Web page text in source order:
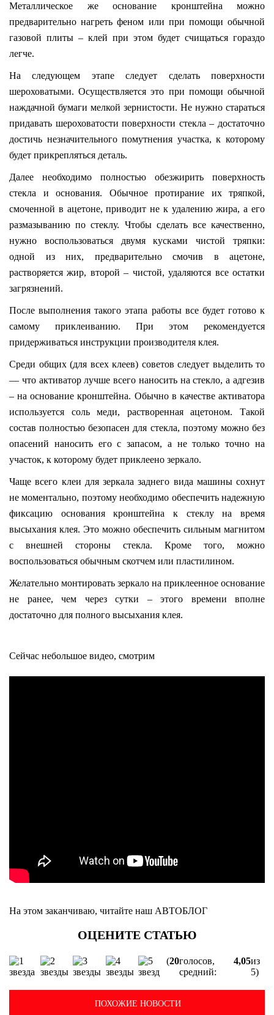
Металлическое же основание кронштейна можно
предварительно нагреть феном или при помощи обычной
газовой плиты – клей при этом будет счищаться гораздо
легче.
На следующем этапе следует сделать поверхности
шероховатыми. Осуществляется это при помощи обычной
наждачной бумаги мелкой зернистости. Не нужно стараться
придавать шероховатости поверхности стекла – достаточно
достичь незначительного помутнения участка, к которому
будет прикрепляться деталь.
Далее необходимо полностью обезжирить поверхность
стекла и основания. Обычное протирание их тряпкой,
смоченной в ацетоне, приводит не к удалению жира, а его
размазыванию по стеклу. Чтобы сделать все качественно,
нужно воспользоваться двумя кусками чистой тряпки:
одной из них, предварительно смочив в ацетоне,
растворяется жир, второй – чистой, удаляются все остатки
загрязнений.
После выполнения такого этапа работы все будет готово к
самому приклеиванию. При этом рекомендуется
придерживаться инструкции производителя клея.
Среди общих (для всех клеев) советов следует выделить то
— что активатор лучше всего наносить на стекло, а адгезив
– на основание кронштейна. Обычно в качестве активатора
используется соль меди, растворенная ацетоном. Такой
состав полностью безопасен для стекла, поэтому можно без
опасений наносить его с запасом, а не только точно на
участок, к которому будет приклеено зеркало.
Чаще всего клеи для зеркала заднего вида машины сохнут
не моментально, поэтому необходимо обеспечить надежную
фиксацию основания кронштейна к стеклу на время
высыхания клея. Это можно обеспечить сильным магнитом
с внешней стороны стекла. Кроме того, можно
воспользоваться обычным скотчем или пластилином.
Желательно монтировать зеркало на приклеенное основание
не ранее, чем через сутки – этого времени вполне
достаточно для полного высыхания клея.
Сейчас небольшое видео, смотрим
На этом заканчиваю, читайте наш АВТОБЛОГ
(20голосов,
средний:
4,05из
5)
ПОХОЖИЕ НОВОСТИ